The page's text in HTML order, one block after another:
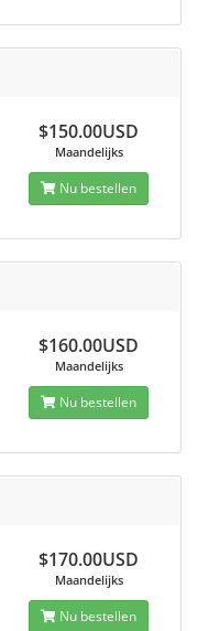
$150.00USD
Maandelijks
Nu bestellen
$160.00USD
Maandelijks
Nu bestellen
$170.00USD
Maandelijks
Nu bestellen